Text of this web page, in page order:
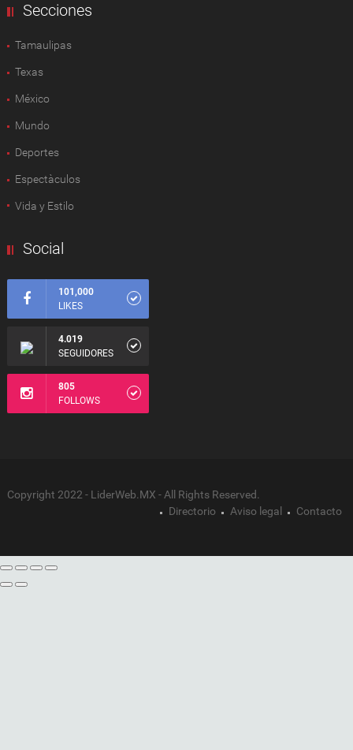
Secciones
Tamaulipas
Texas
México
Mundo
Deportes
Espectàculos
Vida y Estilo
Social
101,000
LIKES
4.019
SEGUIDORES
805
FOLLOWS
Copyright 2022 - LiderWeb.MX - All Rights Reserved.
Directorio
Aviso legal Contacto